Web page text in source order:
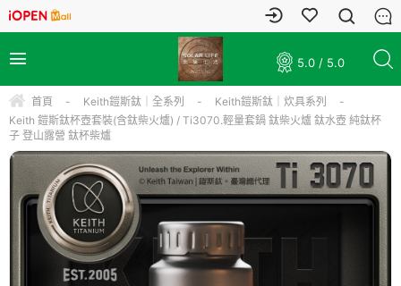
5.0 / 5.0
首頁 - Keith鎧斯鈦｜全系列 - Keith鎧斯鈦｜炊具系列
-
Keith 鎧斯鈦杯壺套裝(含鈦柴火爐) / Ti3070.輕量套鍋 鈦柴火爐 鈦水壺 純鈦杯
子 登山露營 鈦杯柴爐